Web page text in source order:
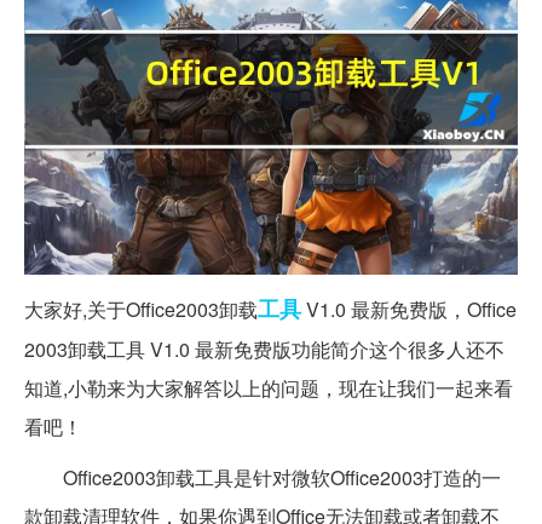
大家好,关于Office2003卸载工具V1.0 最新免费版，Office
2003卸载工具 V1.0 最新免费版功能简介这个很多人还不
知道,小勒来为大家解答以上的问题，现在让我们一起来看
看吧！
Office2003卸载工具是针对微软Office2003打造的一
款卸载清理软件，如果你遇到Office无法卸载或者卸载不